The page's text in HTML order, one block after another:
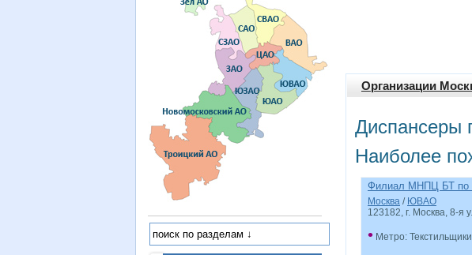
Организации
Диспансеры
Наиболее
Филиал МНПЦ БТ по
Москва / ЮВАО
123182, г. Москва, 8-я
• Метро: Текстильщики